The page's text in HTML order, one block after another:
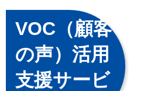
VOC（顧客
の声）活用
支援サービ